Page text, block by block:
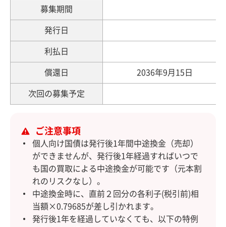
募集期間
発行日
利払日
償還日 2036年9月15日
次回の募集予定
ご注意事項
個人向け国債は発行後1年間中途換金（売却）
ができませんが、発行後1年経過すればいつで
も国の買取による中途換金が可能です（元本割
れのリスクなし）。
中途換金時に、直前２回分の各利子(税引前)相
当額×0.79685が差し引かれます。
発行後1年を経過していなくても、以下の特例